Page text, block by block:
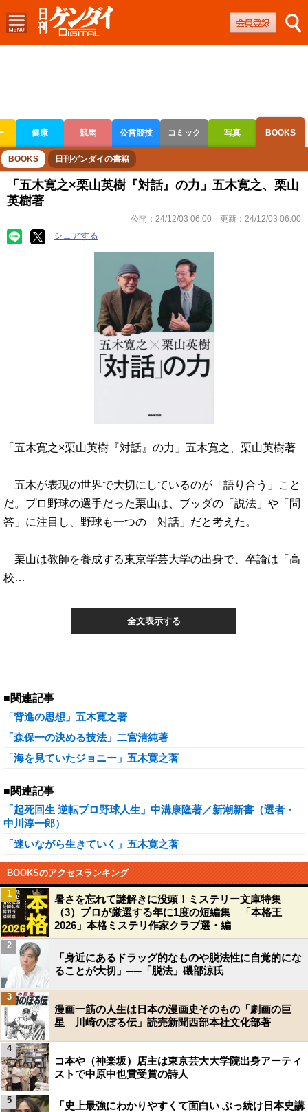
健康 競馬 公営競技 コミック 写真 BOOKS
ボートレース 競輪 オートレース
BOOKS 日刊ゲンダイの書籍
「五木寛之×栗山英樹『対話』の力」五木寛之、栗山
英樹著
公開： 24/12/03 06:00 更新： 24/12/03 06:00
シェアする
「五木寛之×栗山英樹『対話』の力」五木寛之、栗山英樹著
五木が表現の世界で大切にしているのが「語り合う」こと
だ。プロ野球の選手だった栗山は、ブッダの「説法」や「問
答」に注目し、野球も一つの「対話」だと考えた。
栗山は教師を養成する東京学芸大学の出身で、卒論は「高
校…
全文表示する
■関連記事
「背進の思想」五木寛之著
「森保一の決める技法」二宮清純著
「海を見ていたジョニー」五木寛之著
■関連記事
「起死回生 逆転プロ野球人生」中溝康隆著／新潮新書（選者・
中川淳一郎）
「迷いながら生きていく」五木寛之著
BOOKSのアクセスランキング
暑さを忘れて謎解きに没頭！ミステリー文庫特集
（3）プロが厳選する年に1度の短編集 「本格王
2026」本格ミステリ作家クラブ選・編
1
「身近にあるドラッグ的なものや脱法性に自覚的にな
ることが大切」──「脱法」磯部涼氏
2
漫画一筋の人生は日本の漫画史そのもの「劇画の巨
星 川崎のぼる伝」読売新聞西部本社文化部著
3
コ本や（神楽坂）店主は東京芸大大学院出身アーティ
ストで中原中也賞受賞の詩人
4
「史上最強にわかりやすくて面白い ぶっ続け日本史講
5